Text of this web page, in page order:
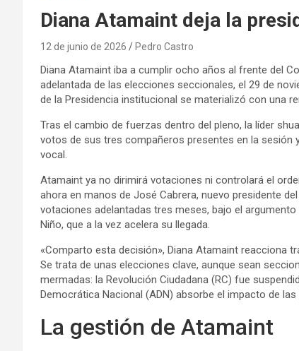
Diana Atamaint deja la
12 de junio de 2026 Pedro Castro
Diana Atamaint iba a cumplir ocho años al frente del
adelantada de las elecciones seccionales, el 29 de
de la Presidencia institucional se materializó con una
Tras el cambio de fuerzas dentro del pleno, la líder
votos de sus tres compañeros presentes en la sesión
vocal.
Atamaint ya no dirimirá votaciones ni controlará el
ahora en manos de José Cabrera, nuevo presidente
votaciones adelantadas tres meses, bajo el
Niño, que a la vez acelera su llegada.
«Comparto esta decisión», Diana Atamaint reacciona
Se trata de unas elecciones clave, aunque sean
mermadas: la Revolución Ciudadana (RC) fue
Democrática Nacional (ADN) absorbe el impacto de
La gestión de Atamaint